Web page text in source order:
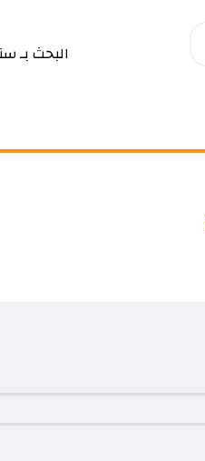
البحث بـ